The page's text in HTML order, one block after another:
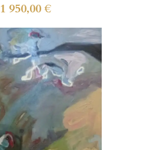
1 950,00€